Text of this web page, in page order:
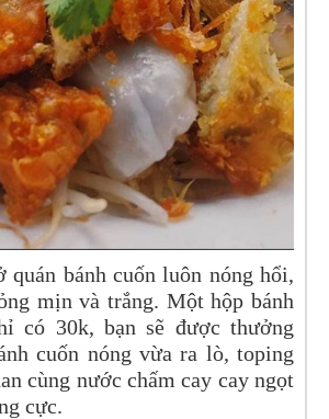
bánh cuốn luôn nóng hổi,
mịn và trắng. Một hộp bánh
có 30k, bạn sẽ được thưởng
cuốn nóng vừa ra lò, toping
cùng nước chấm cay cay ngọt
cực.